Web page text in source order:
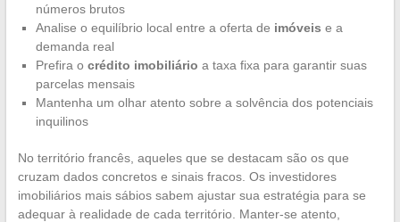
números brutos
Analise o equilíbrio local entre a oferta de imóveis e a
demanda real
Prefira o crédito imobiliário a taxa fixa para garantir suas
parcelas mensais
Mantenha um olhar atento sobre a solvência dos potenciais
inquilinos
No território francês, aqueles que se destacam são os que
cruzam dados concretos e sinais fracos. Os investidores
imobiliários mais sábios sabem ajustar sua estratégia para se
adequar à realidade de cada território. Manter-se atento,